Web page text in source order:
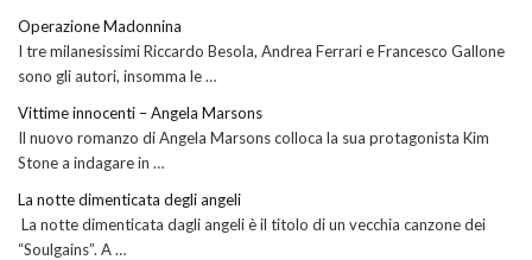
Operazione Madonnina
I tre milanesissimi Riccardo Besola, Andrea Ferrari e Francesco Gallone
sono gli autori, insomma le …
Vittime innocenti – Angela Marsons
Il nuovo romanzo di Angela Marsons colloca la sua protagonista Kim
Stone a indagare in …
La notte dimenticata degli angeli
La notte dimenticata dagli angeli è il titolo di un vecchia canzone dei
“Soulgains”. A …